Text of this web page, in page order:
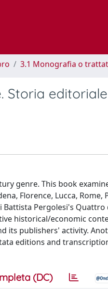
3.1 Monografia o
Storia
genre. This book
Florence, Lucca, Rome,
Pergolesi's Quattro
historical/economic
its publishers' activity.
editions and
(DC)